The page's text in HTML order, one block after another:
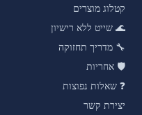
קטלוג מוצרים
🌊 שייט ללא רישיון
🔧 מדריך תחזוקה
🛡️ אחריות
❓ שאלות נפוצות
יצירת קשר